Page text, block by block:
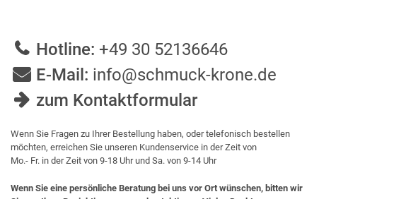
Hotline: +49 30 52136646
E-Mail: info@schmuck-krone.de
zum Kontaktformular
Wenn Sie Fragen zu Ihrer Bestellung haben, oder telefonisch bestellen
möchten, erreichen Sie unseren Kundenservice in der Zeit von
Mo.- Fr. in der Zeit von 9-18 Uhr und Sa. von 9-14 Uhr
Wenn Sie eine persönliche Beratung bei uns vor Ort wünschen, bitten wir